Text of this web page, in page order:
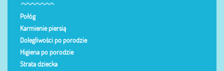
Połóg
Karmienie piersią
Dolegliwości po porodzie
Higiena po porodzie
Strata dziecka